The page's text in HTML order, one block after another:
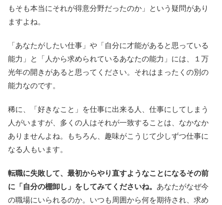
もそも本当にそれが得意分野だったのか」という疑問があり
ますよね。
「あなたがしたい仕事」や「自分に才能があると思っている
能力」と「人から求められているあなたの能力」には、１万
光年の開きがあると思ってください。それはまったくの別の
能力なのです。
稀に、「好きなこと」を仕事に出来る人、仕事にしてしまう
人がいますが、多くの人はそれが一致することは、なかなか
ありませんよね。もちろん、趣味がこうじて少しずつ仕事に
なる人もいます。
転職に失敗して、最初からやり直すようなことになるその前
に「自分の棚卸し」をしてみてくださいね。 あなたがなぜ今
の職場にいられるのか。いつも周囲から何を期待され、求め